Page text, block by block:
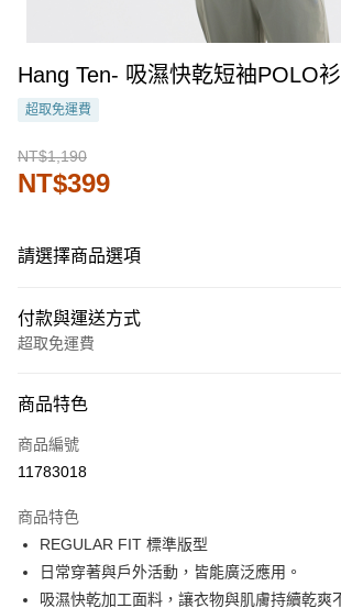
Hang Ten- 吸濕快乾短袖POLO
超取免運費
NT$1,190
NT$399
請選擇商品選項
付款與運送方式
超取免運費
信用卡一次付款
LINE Pay
街口支付
悠遊付
商品特色
商品編號
11783018
商品特色
REGULAR FIT 標準版型
日常穿著與戶外活動，皆能廣泛應用。
吸濕快乾加工面料，讓衣物與肌膚持續乾爽